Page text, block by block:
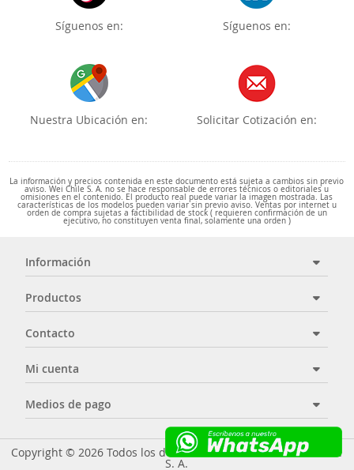
Síguenos en: Síguenos en:
Nuestra Ubicación en: Solicitar Cotización en:
La información y precios contenida en este documento está sujeta a cambios sin previo
aviso. Wei Chile S. A. no se hace responsable de errores técnicos o editoriales u
omisiones en el contenido. El producto real puede variar la imagen mostrada. Las
características de los modelos pueden variar sin previo aviso. Ventas por internet u
orden de compra sujetas a factibilidad de stock ( requieren confirmación de un
ejecutivo, no constituyen venta final, solamente una orden )
Información
Productos
Contacto
Mi cuenta
Medios de pago
Copyright © 2026 Todos los derechos reservados - Wei Chile
S. A.